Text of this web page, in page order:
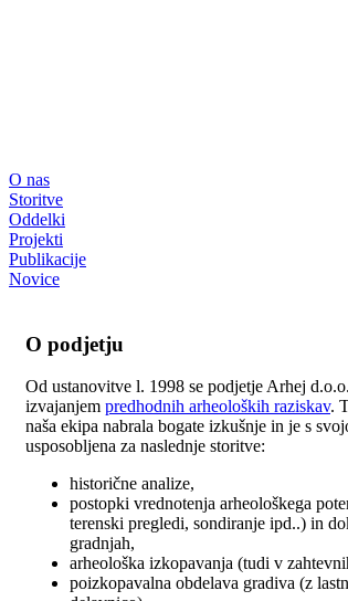
O nas
Storitve
Oddelki
Projekti
Publikacije
Novice
O podjetju
Od ustanovitve l. 1998 se podjetje Arhej
izvajanjem predhodnih arheoloških raziskav.
naša ekipa nabrala bogate izkušnje in je s
usposobljena za naslednje storitve:
historične analize,
postopki vrednotenja arheološkega
terenski pregledi, sondiranje ipd..) in
gradnjah,
arheološka izkopavanja (tudi v
poizkopavalna obdelava gradiva (z